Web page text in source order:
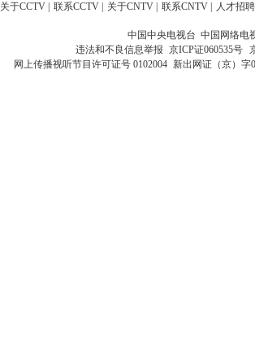
关于CCTV 联系CCTV 关于CNTV 联系CNTV 人才招聘
中国中央电视台 中国网络电
违法和不良信息举报 京ICP证060535号
网上传播视听节目许可证号 0102004 新出网证（京）